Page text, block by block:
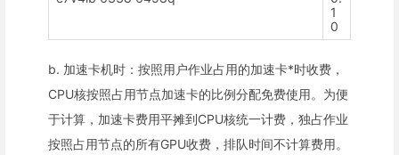
1
0
b. 加速卡机时：按照用户作业占用的加速卡*时收费，
CPU核按照占用节点加速卡的比例分配免费使用。为便
于计算，加速卡费用平摊到CPU核统一计费，独占作业
按照占用节点的所有GPU收费，排队时间不计算费用。